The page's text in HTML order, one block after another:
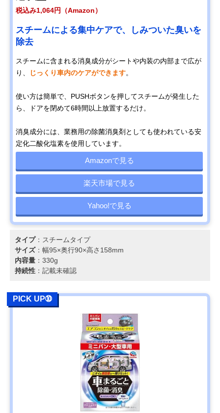
税込み1,064円（Amazon）
スチームによる集中ケアで、しみついた臭いを
除去
スチームに含まれる消臭成分がシートや内装の内部まで広が
り、
じっくり車内のケアができます。
使い方は簡単で、PUSHボタンを押してスチームが発生した
ら、ドアを閉めて6時間以上放置するだけ。
消臭成分には、業務用の除菌消臭剤としても使われている安
定化二酸化塩素を使用しています。
Amazonで見る
楽天市場で見る
Yahoo!で見る
タイプ：スチームタイプ
サイズ：幅95×奥行90×高さ158mm
内容量 ：330g
持続性 ：記載未確認
PICK UP➉